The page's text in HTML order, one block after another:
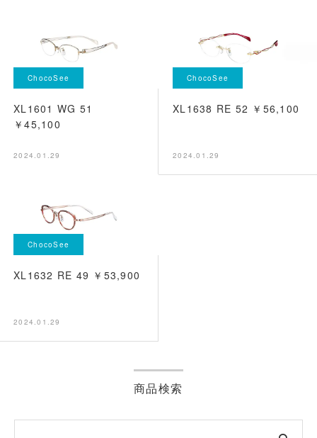
ChocoSee
XL1601 WG 51
￥45,100
2024.01.29
ChocoSee
XL1638 RE 52 ￥56,100
2024.01.29
ChocoSee
XL1632 RE 49 ￥53,900
2024.01.29
商品検索